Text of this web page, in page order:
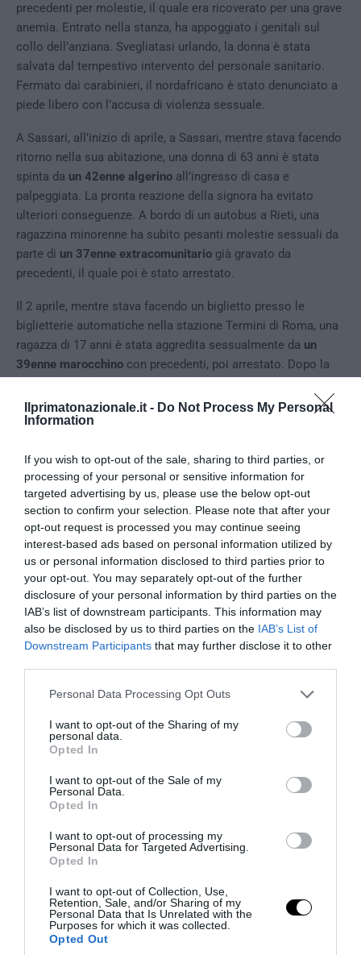
Ilprimatonazionale.it - Do Not Process My Personal
Information
If you wish to opt-out of the sale, sharing to third parties, or
processing of your personal or sensitive information for
targeted advertising by us, please use the below opt-out
section to confirm your selection. Please note that after your
opt-out request is processed you may continue seeing
interest-based ads based on personal information utilized by
us or personal information disclosed to third parties prior to
your opt-out. You may separately opt-out of the further
disclosure of your personal information by third parties on the
IAB’s list of downstream participants. This information may
also be disclosed by us to third parties on the IAB’s List of
Downstream Participants that may further disclose it to other
Please note that this website/app uses one or more Google
not limited to your visit or usage behaviour. You may click to
grant or deny consent to Google and its third-party tags to
use your data for below specified purposes in below Google
consent section.
Personal Data Processing Opt Outs
I want to opt-out of the Sharing of my
personal data.
Opted In
I want to opt-out of the Sale of my
Personal Data.
Opted In
I want to opt-out of processing my
Personal Data for Targeted Advertising.
Opted In
I want to opt-out of Collection, Use,
Retention, Sale, and/or Sharing of my
Personal Data that Is Unrelated with the
Purposes for which it was collected.
Opted Out
precedenti per molestie, il quale era ricoverato per una grave
anemia. Entrato nella stanza, ha appoggiato i genitali sul
collo dell’anziana. Svegliatasi urlando, la donna è stata
salvata dal tempestivo intervento del personale sanitario.
Fermato dai carabinieri, il nordafricano è stato denunciato a
piede libero con l’accusa di violenza sessuale.
A Sassari, all’inizio di aprile, a Sassari, mentre stava facendo
ritorno nella sua abitazione, una donna di 63 anni è stata
spinta da un 42enne algerino all’ingresso di casa e
palpeggiata. La pronta reazione della signora ha evitato
ulteriori conseguenze. A bordo di un autobus a Rieti, una
ragazzina minorenne ha subito pesanti molestie sessuali da
parte di un 37enne extracomunitario già gravato da
precedenti, il quale poi è stato arrestato.
Il 2 aprile, mentre stava facendo un biglietto presso le
biglietterie automatiche nella stazione Termini di Roma, una
ragazza di 17 anni è stata aggredita sessualmente da un
39enne marocchino con precedenti, poi arrestato. Dopo la
per il lungo silenzio, una 44enne brasiliana è stata liberata da
un appartamento di Tolentino. Dopo essere stata ricattata
segregata in casa e violentata per cinque giorni daun
39enne libico.
Violenza sessuale, i casi di Firenze e
Milano
A metà aprile, la polizia ferroviaria di Firenze ha arrestato
19enne marocchinocon l’accusa di violenza sessuale ai
danni di almeno quattro giovani viaggiatrici, tra queste una
minorenne, a bordo di treni regionali. Il 18 aprile, a Latina,
bengaleseè finito in manette per avere palpeggiato due
ragazze minorenni che passeggiavano su un marciapiede. A
Padova, il 27 aprile,
un cittadino nigeriano di 51 anni
è stato
motivi di lavoro. Durante i controlli, la polizia ha scoperto un
mandato di arresto europeo emesso nel 2019 dalla
una brutale violenza sessuale, commessa nel 2014 ad
Augusta, ai danni di una ragazza.
A Milano, nella notte tra il 17 e il 18 aprile, due turiste
olandesi di 23 e 24 anni sono state aggredite sessualmente
in piazzaun 31enne marocchino, con precedenti per rapina e
lesioni, e un suo amico non ancora identificato. Le turiste
hanno raccontato che all’improvviso l’uomo si sarebbe